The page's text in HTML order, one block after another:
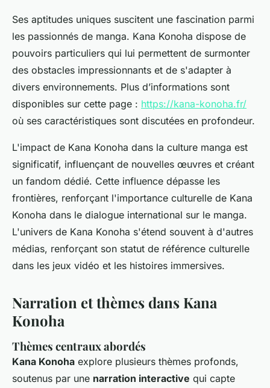
Ses aptitudes uniques suscitent une fascination parmi
les passionnés de manga. Kana Konoha dispose de
pouvoirs particuliers qui lui permettent de surmonter
des obstacles impressionnants et de s'adapter à
divers environnements. Plus d’informations sont
disponibles sur cette page : https://kana-konoha.fr/
où ses caractéristiques sont discutées en profondeur.
L'impact de Kana Konoha dans la culture manga est
significatif, influençant de nouvelles œuvres et créant
un fandom dédié. Cette influence dépasse les
frontières, renforçant l'importance culturelle de Kana
Konoha dans le dialogue international sur le manga.
L'univers de Kana Konoha s'étend souvent à d'autres
médias, renforçant son statut de référence culturelle
dans les jeux vidéo et les histoires immersives.
Narration et thèmes dans Kana
Konoha
Thèmes centraux abordés
Kana Konoha explore plusieurs thèmes profonds,
soutenus par une narration interactive qui capte